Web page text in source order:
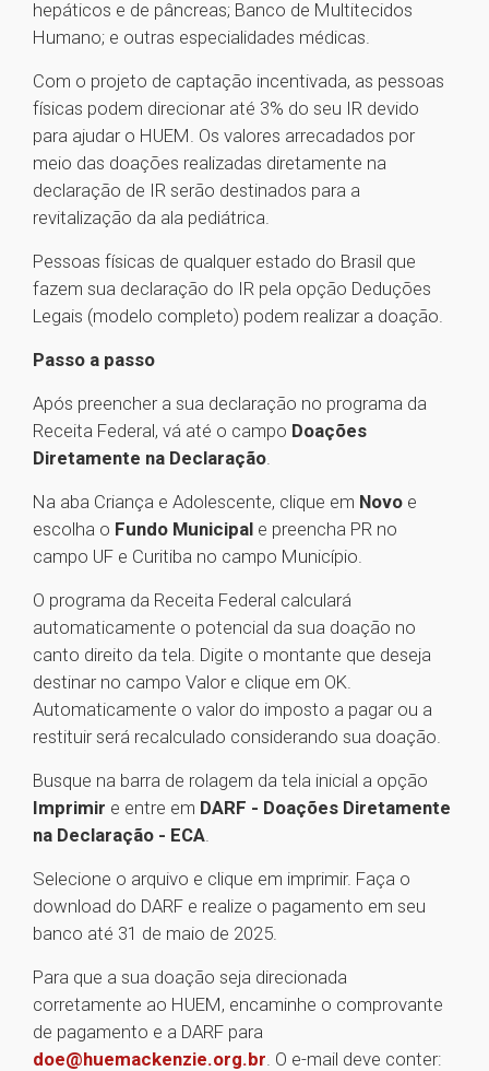
hepáticos e de pâncreas; Banco de Multitecidos
Humano; e outras especialidades médicas.
Com o projeto de captação incentivada, as pessoas
físicas podem direcionar até 3% do seu IR devido
para ajudar o HUEM. Os valores arrecadados por
meio das doações realizadas diretamente na
declaração de IR serão destinados para a
revitalização da ala pediátrica.
Pessoas físicas de qualquer estado do Brasil que
fazem sua declaração do IR pela opção Deduções
Legais (modelo completo) podem realizar a doação.
Passo a passo
Após preencher a sua declaração no programa da
Receita Federal, vá até o campo Doações
Diretamente na Declaração.
Na aba Criança e Adolescente, clique em Novo e
escolha o Fundo Municipal e preencha PR no
campo UF e Curitiba no campo Município.
O programa da Receita Federal calculará
automaticamente o potencial da sua doação no
canto direito da tela. Digite o montante que deseja
destinar no campo Valor e clique em OK.
Automaticamente o valor do imposto a pagar ou a
restituir será recalculado considerando sua doação.
Busque na barra de rolagem da tela inicial a opção
Imprimir e entre em DARF - Doações Diretamente
na Declaração - ECA.
Selecione o arquivo e clique em imprimir. Faça o
download do DARF e realize o pagamento em seu
banco até 31 de maio de 2025.
Para que a sua doação seja direcionada
corretamente ao HUEM, encaminhe o comprovante
de pagamento e a DARF para
doe@huemackenzie.org.br. O e-mail deve conter: